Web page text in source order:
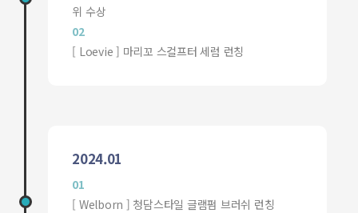
위 수상
02
[ Loevie ] 마리꼬 스컬프터 세럼 런칭
2024.01
01
[ Welborn ] 청담스타일 글램펌 브러쉬 런칭